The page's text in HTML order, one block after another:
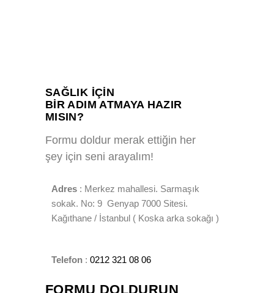
SAĞLIK IÇIN
BIR ADIM ATMAYA HAZIR
MISIN?
Formu doldur merak ettiğin her
şey için seni arayalım!
Adres : Merkez mahallesi. Sarmaşık
sokak. No: 9 Genyap 7000 Sitesi.
Kağıthane / İstanbul ( Koska arka sokağı )
Telefon : 0212 321 08 06
FORMU DOLDURUN